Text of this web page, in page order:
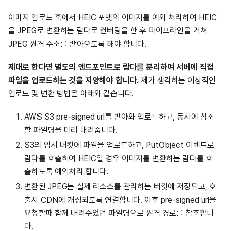
이미지 업로드 훅에서 HEIC 포맷의 이미지를 예외 처리하여 HEIC
을 JPEG로 변환하는 람다로 컨버팅을 한 후 파이프라인을 거쳐
JPEG 원격 주소를 받아오도록 해야 합니다.
제대로 한다면 별도의 엔드포인트로 람다를 분리하여 서버에 직접
파일을 업로드하는 것을 지양해야 합니다. 제가 생각하는 이상적인
업로드 및 변환 방법은 아래와 같습니다.
AWS S3 pre-signed url를 받아와 업로드하고, 동시에 참조
할 파일명을 미리 내려줍니다.
S3의 임시 버킷에 파일을 업로드하고, PutObject 이벤트로
람다를 호출하여 HEIC일 경우 이미지를 변환하는 람다를 호
출하도록 예외처리 합니다.
변환된 JPEG는 실제 리소스를 관리하는 버킷에 저장되고, 호
출시 CDN에 캐싱되도록 연결합니다. 이후 pre-signed url을
요청할때 함께 내려주었던 파일명으로 원격 경로를 참조합니
다.